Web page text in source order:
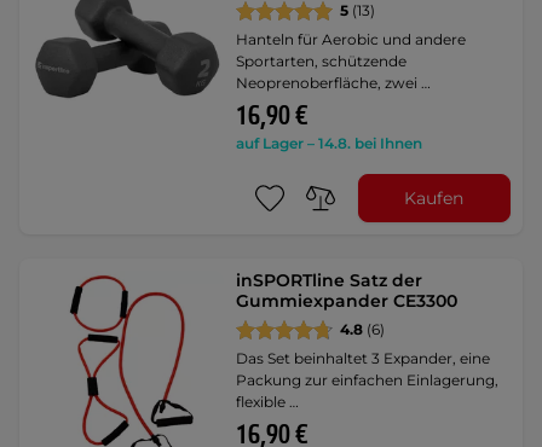
5 (13)
Hanteln für Aerobic und andere
Sportarten, schützende
Neoprenoberfläche, zwei …
16,90 €
auf Lager – 14.8. bei Ihnen
Kaufen
inSPORTline Satz der
Gummiexpander CE3300
4.8 (6)
Das Set beinhaltet 3 Expander, eine
Packung zur einfachen Einlagerung,
flexible …
16,90 €